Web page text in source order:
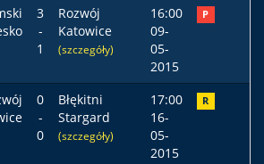
3
-
1
Rozwój
Katowice
(szczegóły)
16:00
09-
05-
2015
P
0
-
0
Błękitni
Stargard
(szczegóły)
17:00
16-
05-
2015
R